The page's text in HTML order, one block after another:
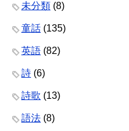
未分類 (8)
童話 (135)
英語 (82)
詩 (6)
詩歌 (13)
語法 (8)